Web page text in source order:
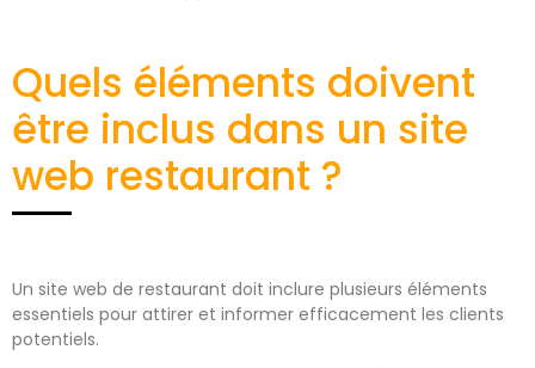
Quels éléments doivent
être inclus dans un site
web restaurant ?
Un site web de restaurant doit inclure plusieurs éléments
essentiels pour attirer et informer efficacement les clients
potentiels.